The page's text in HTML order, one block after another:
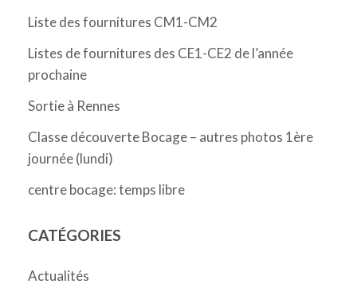
Liste des fournitures CM1-CM2
Listes de fournitures des CE1-CE2 de l’année
prochaine
Sortie à Rennes
Classe découverte Bocage – autres photos 1ère
journée (lundi)
centre bocage: temps libre
CATÉGORIES
Actualités